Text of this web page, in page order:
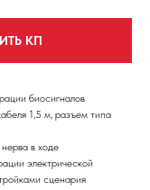
КП
биосигналов
1,5 м, разъем типа
в ходе
электрической
сценария